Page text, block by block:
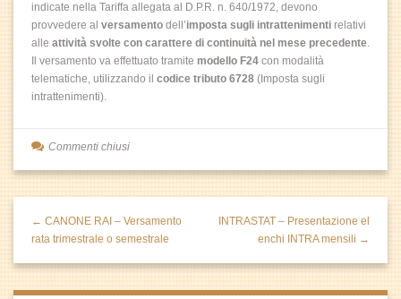
indicate nella Tariffa allegata al D.P.R. n. 640/1972, devono
provvedere al versamento dell’imposta sugli intrattenimenti relativi
alle attività svolte con carattere di continuità nel mese precedente.
Il versamento va effettuato tramite modello F24 con modalità
telematiche, utilizzando il codice tributo 6728 (Imposta sugli
intrattenimenti).
Commenti chiusi
← CANONE RAI – Versamento
rata trimestrale o semestrale
INTRASTAT – Presentazione el
enchi INTRA mensili →